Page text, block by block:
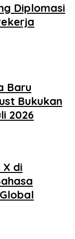
Diplomasi
Baru
Bukukan
2026
X di